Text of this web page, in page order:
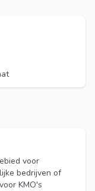
voor
bedrijven of
KMO's